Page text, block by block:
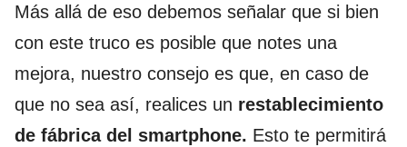
Más allá de eso debemos señalar que si bien
con este truco es posible que notes una
mejora, nuestro consejo es que, en caso de
que no sea así, realices un restablecimiento
de fábrica del smartphone. Esto te permitirá